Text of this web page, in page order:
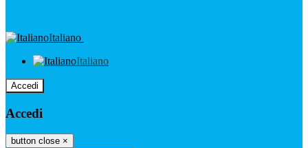
Italiano
Italiano
Accedi
Accedi
button close ×